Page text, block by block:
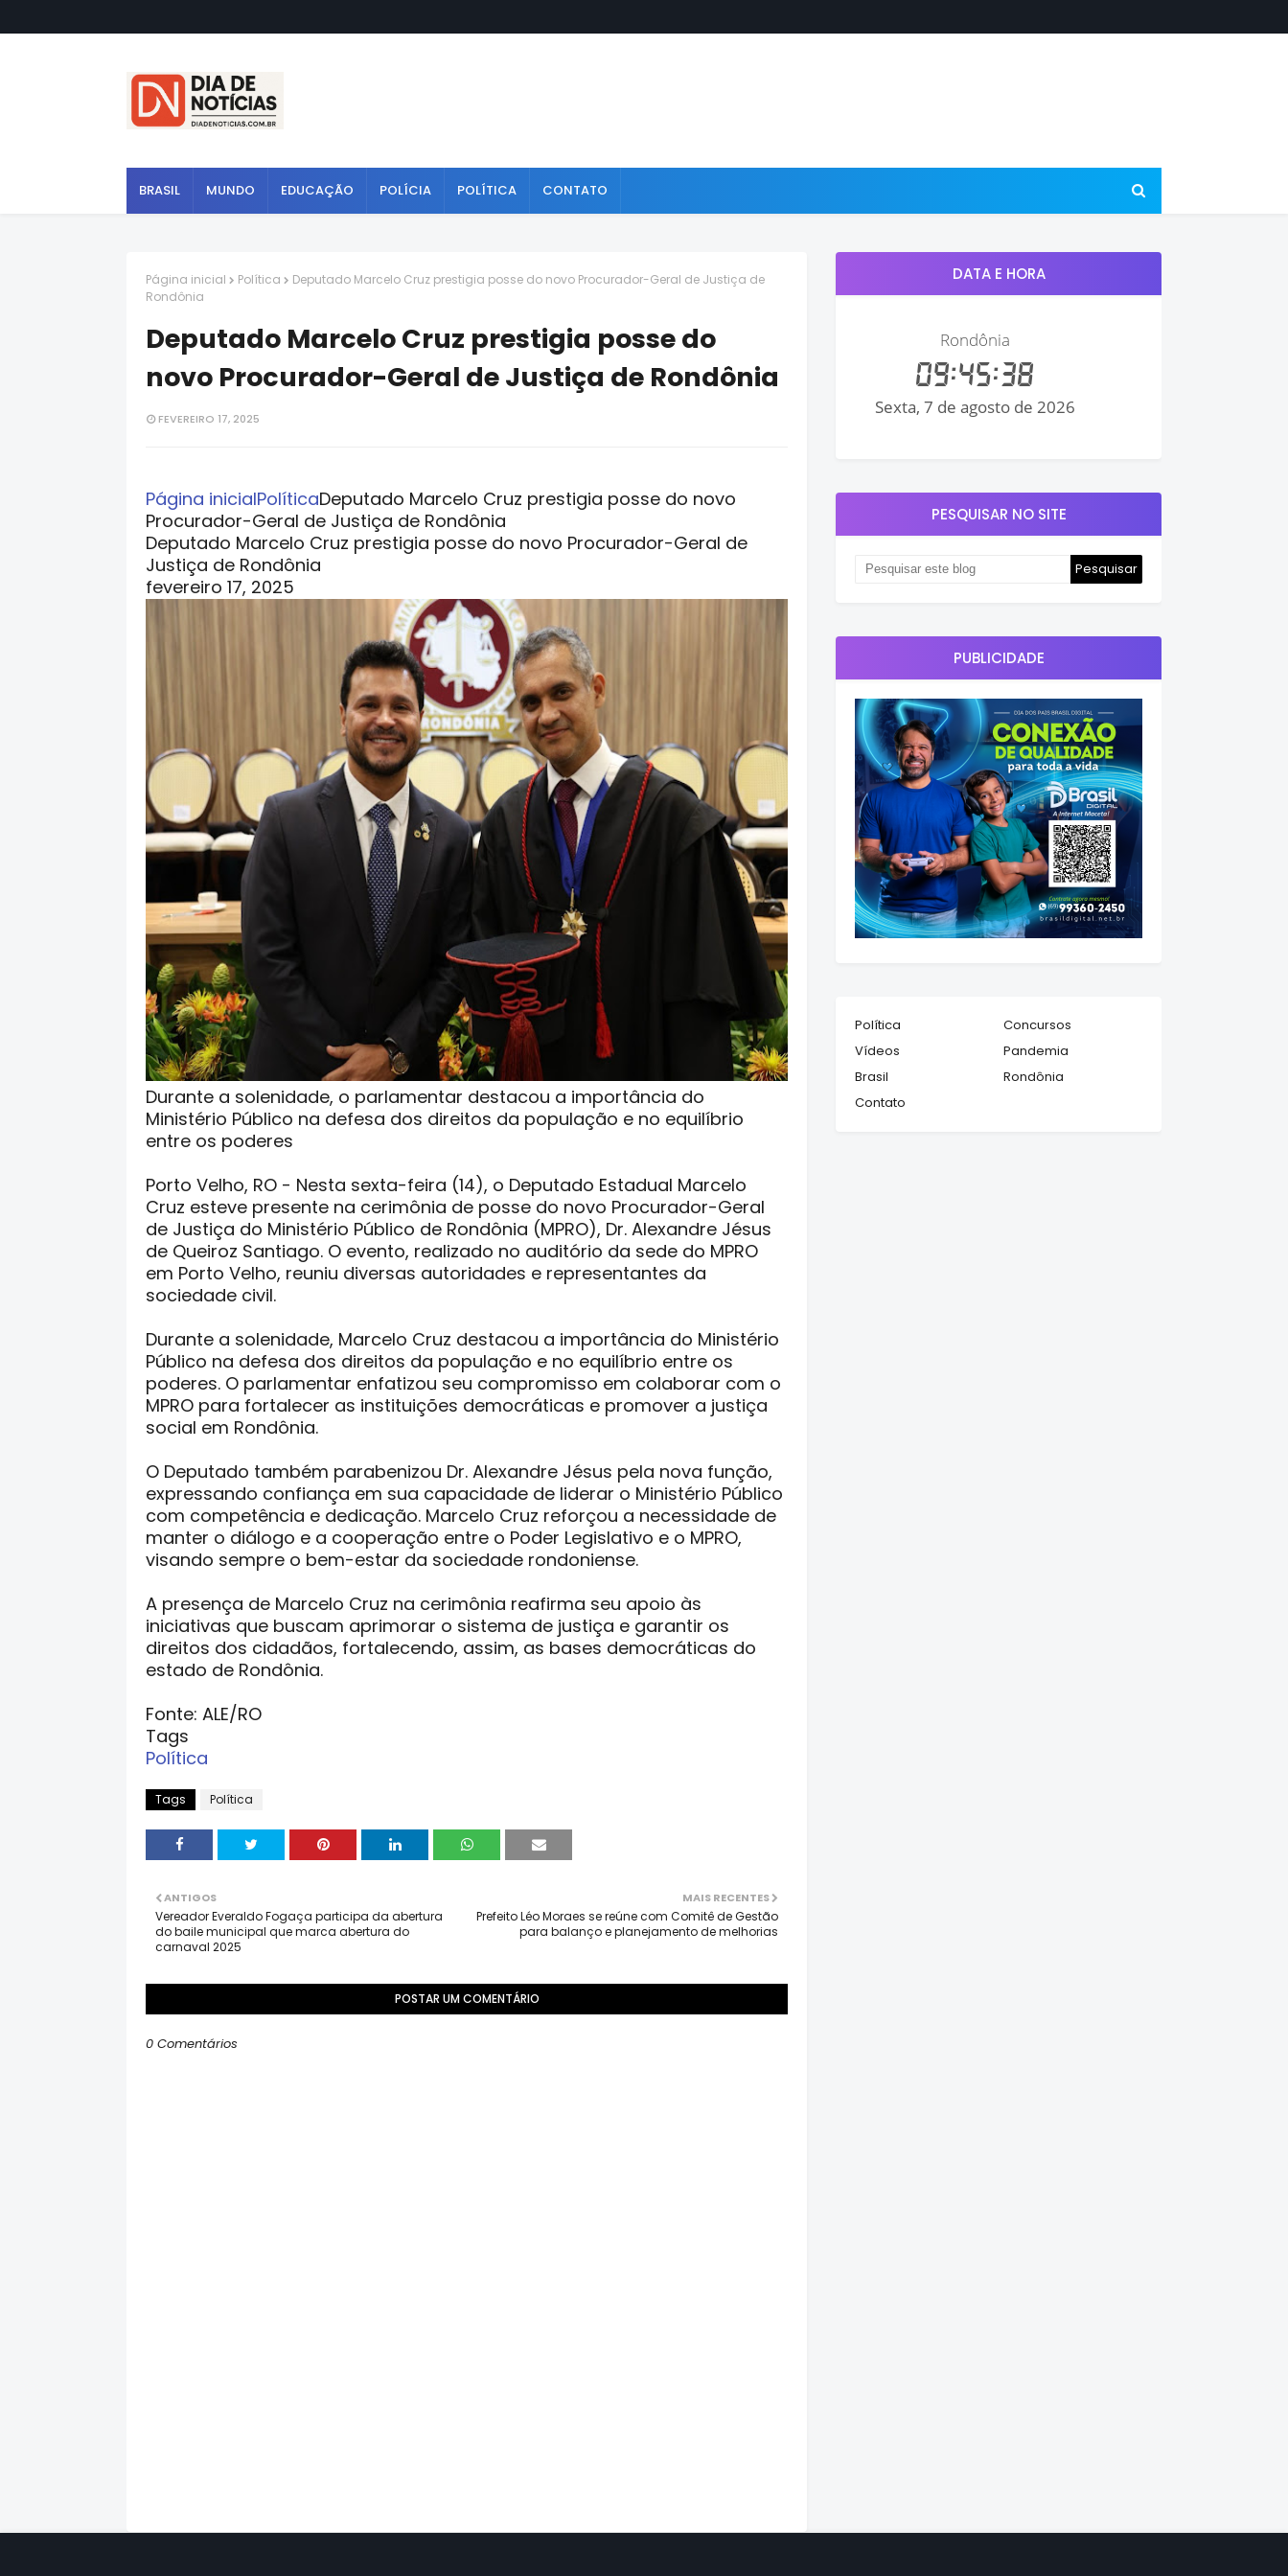
BRASIL MUNDO EDUCAÇÃO POLÍCIA POLÍTICA CONTATO
Página inicial Política
Deputado Marcelo Cruz prestigia posse do novo Procurador-Geral de Justiça de
Rondônia
Deputado Marcelo Cruz prestigia posse do
novo Procurador-Geral de Justiça de Rondônia
FEVEREIRO 17, 2025
Página inicialPolíticaDeputado Marcelo Cruz prestigia posse do novo
Procurador-Geral de Justiça de Rondônia
Deputado Marcelo Cruz prestigia posse do novo Procurador-Geral de
Justiça de Rondônia
fevereiro 17, 2025
Durante a solenidade, o parlamentar destacou a importância do
Ministério Público na defesa dos direitos da população e no equilíbrio
entre os poderes
Porto Velho, RO - Nesta sexta-feira (14), o Deputado Estadual Marcelo
Cruz esteve presente na cerimônia de posse do novo Procurador-Geral
de Justiça do Ministério Público de Rondônia (MPRO), Dr. Alexandre Jésus
de Queiroz Santiago. O evento, realizado no auditório da sede do MPRO
em Porto Velho, reuniu diversas autoridades e representantes da
sociedade civil.
Durante a solenidade, Marcelo Cruz destacou a importância do Ministério
Público na defesa dos direitos da população e no equilíbrio entre os
poderes. O parlamentar enfatizou seu compromisso em colaborar com o
MPRO para fortalecer as instituições democráticas e promover a justiça
social em Rondônia.
O Deputado também parabenizou Dr. Alexandre Jésus pela nova função,
expressando confiança em sua capacidade de liderar o Ministério Público
com competência e dedicação. Marcelo Cruz reforçou a necessidade de
manter o diálogo e a cooperação entre o Poder Legislativo e o MPRO,
visando sempre o bem-estar da sociedade rondoniense.
A presença de Marcelo Cruz na cerimônia reafirma seu apoio às
iniciativas que buscam aprimorar o sistema de justiça e garantir os
direitos dos cidadãos, fortalecendo, assim, as bases democráticas do
estado de Rondônia.
Fonte: ALE/RO
Tags
Política
Tags Política
MAIS RECENTES
Prefeito Léo Moraes se reúne com Comitê de Gestão
para balanço e planejamento de melhorias
ANTIGOS
Vereador Everaldo Fogaça participa da abertura
do baile municipal que marca abertura do
carnaval 2025
POSTAR UM COMENTÁRIO
0 Comentários
DATA E HORA
PESQUISAR NO SITE
PUBLICIDADE
Política
Concursos
Vídeos
Pandemia
Brasil
Rondônia
Contato